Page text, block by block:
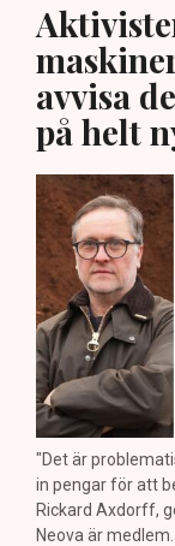
avvisa
på helt
"Det är
in pengar för att
Rickard Axdorff,
Neova är